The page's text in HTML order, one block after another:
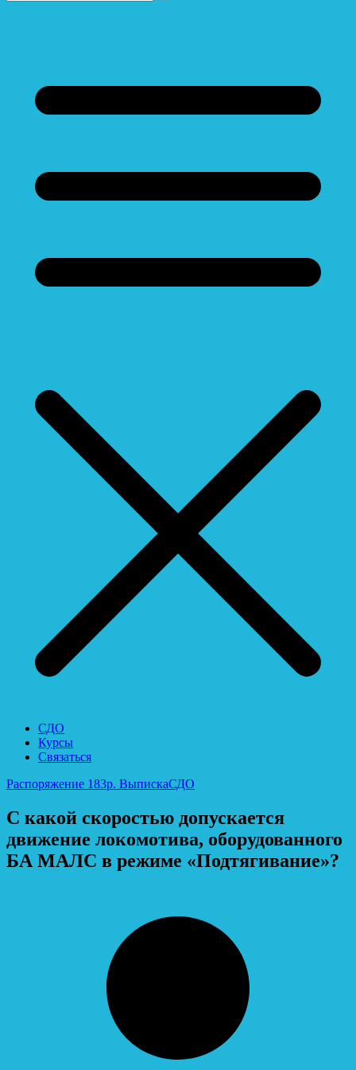
СДО
Курсы
Связаться
Распоряжение 183р. ВыпискаСДО
С какой скоростью допускается
движение локомотива, оборудованного
БА МАЛС в режиме «Подтягивание»?